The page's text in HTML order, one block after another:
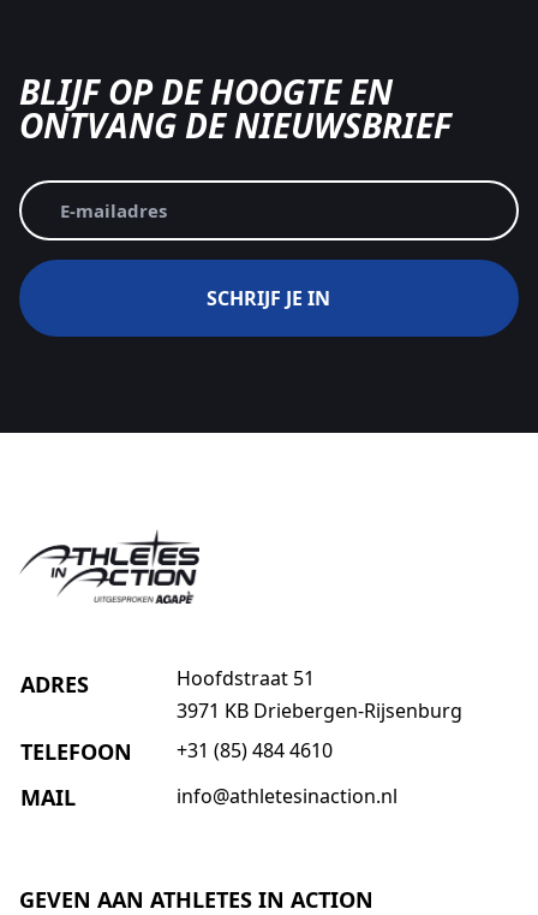
BLIJF OP DE HOOGTE EN
ONTVANG DE NIEUWSBRIEF
E-
mailadres
(Vereist)
ADRES
Hoofdstraat 51
3971 KB Driebergen-Rijsenburg
TELEFOON +31 (85) 484 4610
MAIL info@athletesinaction.nl
GEVEN AAN ATHLETES IN ACTION